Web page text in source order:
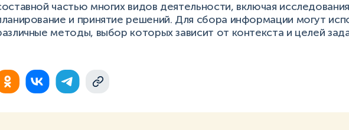
частью многих видов деятельности, включая
и принятие решений. Для сбора информации могут
методы, выбор которых зависит от контекста и целей